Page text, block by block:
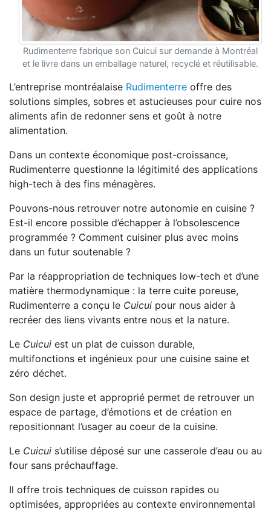
Rudimenterre fabrique son Cuicui sur demande à Montréal
et le livre dans un emballage naturel, recyclé et réutilisable.
L’entreprise montréalaise Rudimenterre offre des
solutions simples, sobres et astucieuses pour cuire nos
aliments afin de redonner sens et goût à notre
alimentation.
Dans un contexte économique post-croissance,
Rudimenterre questionne la légitimité des applications
high-tech à des fins ménagères.
Pouvons-nous retrouver notre autonomie en cuisine ?
Est-il encore possible d’échapper à l’obsolescence
programmée ? Comment cuisiner plus avec moins
dans un futur soutenable ?
Par la réappropriation de techniques low-tech et d’une
matière thermodynamique : la terre cuite poreuse,
Rudimenterre a conçu le Cuicui pour nous aider à
recréer des liens vivants entre nous et la nature.
Le Cuicui est un plat de cuisson durable,
multifonctions et ingénieux pour une cuisine saine et
zéro déchet.
Son design juste et approprié permet de retrouver un
espace de partage, d’émotions et de création en
repositionnant l’usager au coeur de la cuisine.
Le Cuicui s’utilise déposé sur une casserole d’eau ou au
four sans préchauffage.
Il offre trois techniques de cuisson rapides ou
optimisées, appropriées au contexte environnemental